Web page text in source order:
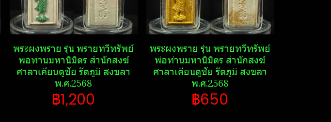
พระ​ผงพราย​ รุ่น พรายทวีทรัพย์​
พ่อท่านมหานิ​มิตร​ สำนักสงฆ์​
ศาลา​เคียน​ตู​ชัย​ รัตภูมิ​ สงขลา​
พ.ศ.2568
฿1,200
พระ​ผงพราย​ รุ่น พรายทวีทรัพย์​
พ่อท่านมหานิ​มิตร​ สำนักสงฆ์​
ศาลา​เคียน​ตู​ชัย​ รัตภูมิ​ สงขลา​
พ.ศ.2568
฿650